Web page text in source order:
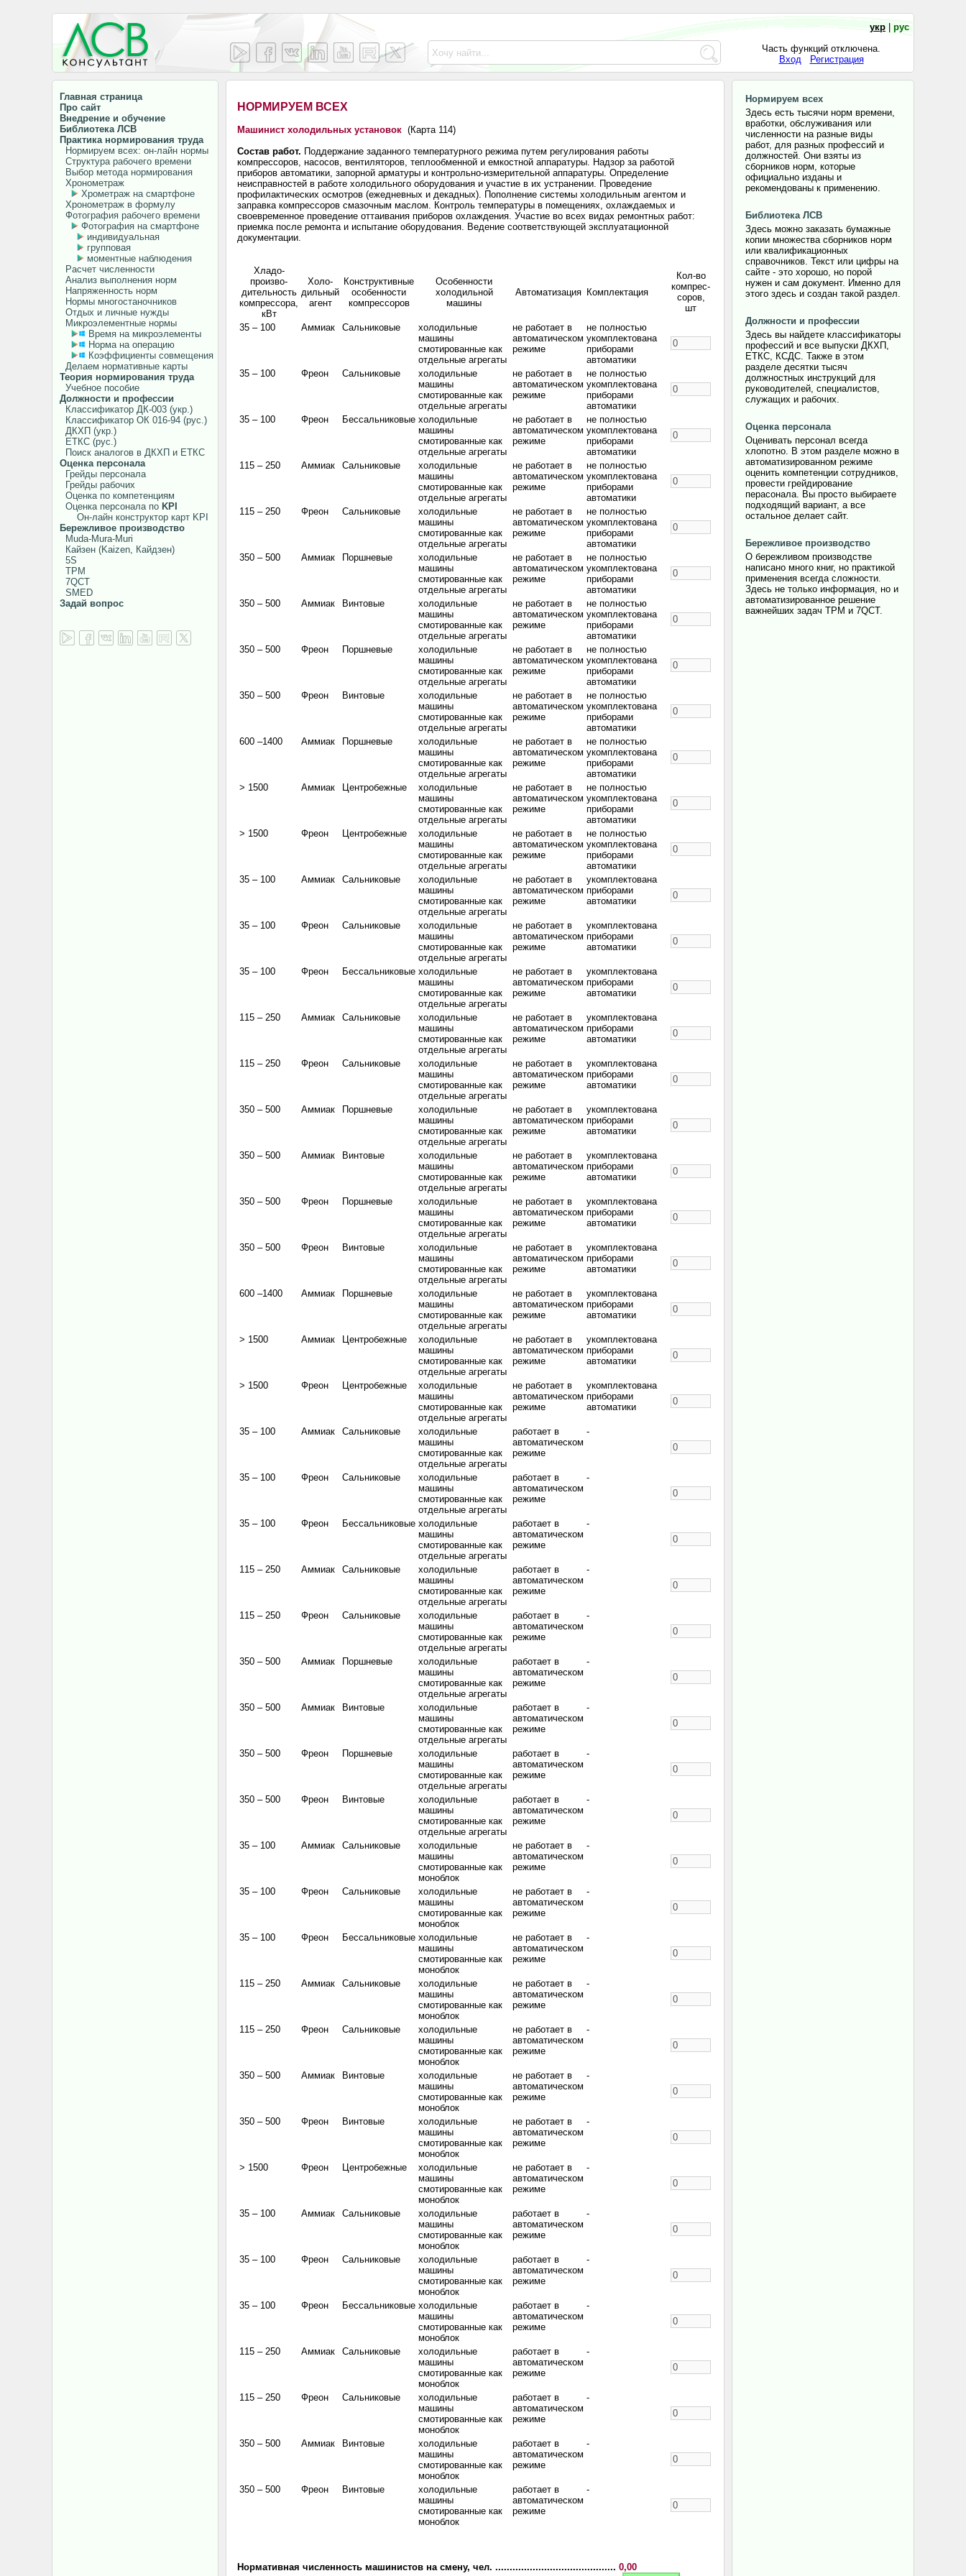
укр
рус
Часть функций отключена.
Вход
Регистрация
Главная страница
Про сайт
Внедрение и обучение
Библиотека ЛСВ
Практика нормирования труда
Нормируем всех: он-лайн нормы
Структура рабочего времени
Выбор метода нормирования
Хронометраж
Хрометраж на смартфоне
Хронометраж в формулу
Фотография рабочего времени
Фотография на смартфоне
индивидуальная
групповая
моментные наблюдения
Расчет численности
Анализ выполнения норм
Напряженность норм
Нормы многостаночников
Отдых и личные нужды
Микроэлементные нормы
Время на микроэлементы
Норма на операцию
Коэффициенты совмещения
Делаем нормативные карты
Теория нормирования труда
Учебное пособие
Должности и профессии
Классификатор ДК-003 (укр.)
Классификатор ОК 016-94 (рус.)
ДКХП (укр.)
ЕТКС (рус.)
Поиск аналогов в ДКХП и ЕТКС
Оценка персонала
Грейды персонала
Грейды рабочих
Оценка по компетенциям
Оценка персонала по KPI
Он-лайн конструктор карт KPI
Бережливое производство
Muda-Mura-Muri
Кайзен (Kaizen, Кайдзен)
5S
TPM
7QCT
SMED
Задай вопрос
НОРМИРУЕМ ВСЕХ
Машинист холодильных установок (Карта 114)
Состав работ. Поддержание заданного температурного режима путем регулирования работы
компрессоров, насосов, вентиляторов, теплообменной и емкостной аппаратуры. Надзор за работой
приборов автоматики, запорной арматуры и контрольно-измерительной аппаратуры. Определение
неисправностей в работе холодильного оборудования и участие в их устранении. Проведение
профилактических осмотров (ежедневных и декадных). Пополнение системы холодильным агентом и
заправка компрессоров смазочным маслом. Контроль температуры в помещениях, охлаждаемых и
своевременное проведение оттаивания приборов охлаждения. Участие во всех видах ремонтных работ:
приемка после ремонта и испытание оборудования. Ведение соответствующей эксплуатационной
документации.
Хладо-
произво-
дительность
компрессора,
кВт
Холо-
дильный
агент
Конструктивные
особенности
компрессоров
Особенности
холодильной
машины
Автоматизация Комплектация
Кол-во
компрес-
соров,
шт
35 – 100
Аммиак Сальниковые
холодильные
машины
смотированные как
отдельные агрегаты
не работает в
автоматическом
режиме
не полностью
укомплектована
приборами
автоматики
35 – 100
Фреон Сальниковые
холодильные
машины
смотированные как
отдельные агрегаты
не работает в
автоматическом
режиме
не полностью
укомплектована
приборами
автоматики
35 – 100
Фреон Бессальниковые холодильные
машины
смотированные как
отдельные агрегаты
не работает в
автоматическом
режиме
не полностью
укомплектована
приборами
автоматики
115 – 250
Аммиак Сальниковые
холодильные
машины
смотированные как
отдельные агрегаты
не работает в
автоматическом
режиме
не полностью
укомплектована
приборами
автоматики
115 – 250
Фреон Сальниковые
холодильные
машины
смотированные как
отдельные агрегаты
не работает в
автоматическом
режиме
не полностью
укомплектована
приборами
автоматики
350 – 500
Аммиак Поршневые
холодильные
машины
смотированные как
отдельные агрегаты
не работает в
автоматическом
режиме
не полностью
укомплектована
приборами
автоматики
350 – 500
Аммиак Винтовые
холодильные
машины
смотированные как
отдельные агрегаты
не работает в
автоматическом
режиме
не полностью
укомплектована
приборами
автоматики
350 – 500
Фреон Поршневые
холодильные
машины
смотированные как
отдельные агрегаты
не работает в
автоматическом
режиме
не полностью
укомплектована
приборами
автоматики
350 – 500
Фреон Винтовые
холодильные
машины
смотированные как
отдельные агрегаты
не работает в
автоматическом
режиме
не полностью
укомплектована
приборами
автоматики
600 –1400
Аммиак Поршневые
холодильные
машины
смотированные как
отдельные агрегаты
не работает в
автоматическом
режиме
не полностью
укомплектована
приборами
автоматики
> 1500
Аммиак Центробежные
холодильные
машины
смотированные как
отдельные агрегаты
не работает в
автоматическом
режиме
не полностью
укомплектована
приборами
автоматики
> 1500
Фреон Центробежные
холодильные
машины
смотированные как
отдельные агрегаты
не работает в
автоматическом
режиме
не полностью
укомплектована
приборами
автоматики
35 – 100
Аммиак Сальниковые
холодильные
машины
смотированные как
отдельные агрегаты
не работает в
автоматическом
режиме
укомплектована
приборами
автоматики
35 – 100 Фреон Сальниковые
холодильные
машины
смотированные как
отдельные агрегаты
не работает в
автоматическом
режиме
укомплектована
приборами
автоматики
35 – 100 Фреон Бессальниковые холодильные
машины
смотированные как
отдельные агрегаты
не работает в
автоматическом
режиме
укомплектована
приборами
автоматики
115 – 250 Аммиак Сальниковые
холодильные
машины
смотированные как
отдельные агрегаты
не работает в
автоматическом
режиме
укомплектована
приборами
автоматики
115 – 250 Фреон Сальниковые
холодильные
машины
смотированные как
отдельные агрегаты
не работает в
автоматическом
режиме
укомплектована
приборами
автоматики
350 – 500 Аммиак Поршневые
холодильные
машины
смотированные как
отдельные агрегаты
не работает в
автоматическом
режиме
укомплектована
приборами
автоматики
350 – 500 Аммиак Винтовые
холодильные
машины
смотированные как
отдельные агрегаты
не работает в
автоматическом
режиме
укомплектована
приборами
автоматики
350 – 500 Фреон Поршневые
холодильные
машины
смотированные как
отдельные агрегаты
не работает в
автоматическом
режиме
укомплектована
приборами
автоматики
350 – 500 Фреон Винтовые
холодильные
машины
смотированные как
отдельные агрегаты
не работает в
автоматическом
режиме
укомплектована
приборами
автоматики
600 –1400 Аммиак Поршневые
холодильные
машины
смотированные как
отдельные агрегаты
не работает в
автоматическом
режиме
укомплектована
приборами
автоматики
> 1500 Аммиак Центробежные
холодильные
машины
смотированные как
отдельные агрегаты
не работает в
автоматическом
режиме
укомплектована
приборами
автоматики
> 1500 Фреон Центробежные
холодильные
машины
смотированные как
отдельные агрегаты
не работает в
автоматическом
режиме
укомплектована
приборами
автоматики
35 – 100 Аммиак Сальниковые
холодильные
машины
смотированные как
отдельные агрегаты
работает в
автоматическом
режиме
-
35 – 100 Фреон Сальниковые
холодильные
машины
смотированные как
отдельные агрегаты
работает в
автоматическом
режиме
-
35 – 100 Фреон Бессальниковые холодильные
машины
смотированные как
отдельные агрегаты
работает в
автоматическом
режиме
-
115 – 250 Аммиак Сальниковые
холодильные
машины
смотированные как
отдельные агрегаты
работает в
автоматическом
режиме
-
115 – 250 Фреон Сальниковые
холодильные
машины
смотированные как
отдельные агрегаты
работает в
автоматическом
режиме
-
350 – 500 Аммиак Поршневые
холодильные
машины
смотированные как
отдельные агрегаты
работает в
автоматическом
режиме
-
350 – 500 Аммиак Винтовые
холодильные
машины
смотированные как
отдельные агрегаты
работает в
автоматическом
режиме
-
350 – 500 Фреон Поршневые
холодильные
машины
смотированные как
отдельные агрегаты
работает в
автоматическом
режиме
-
350 – 500 Фреон Винтовые
холодильные
машины
смотированные как
отдельные агрегаты
работает в
автоматическом
режиме
-
35 – 100 Аммиак Сальниковые
холодильные
машины
смотированные как
моноблок
не работает в
автоматическом
режиме
-
35 – 100 Фреон Сальниковые
холодильные
машины
смотированные как
моноблок
не работает в
автоматическом
режиме
-
35 – 100 Фреон Бессальниковые холодильные
машины
смотированные как
моноблок
не работает в
автоматическом
режиме
-
115 – 250 Аммиак Сальниковые
холодильные
машины
смотированные как
моноблок
не работает в
автоматическом
режиме
-
115 – 250 Фреон Сальниковые
холодильные
машины
смотированные как
моноблок
не работает в
автоматическом
режиме
-
350 – 500 Аммиак Винтовые
холодильные
машины
смотированные как
моноблок
не работает в
автоматическом
режиме
-
350 – 500 Фреон Винтовые
холодильные
машины
смотированные как
моноблок
не работает в
автоматическом
режиме
-
> 1500 Фреон Центробежные
холодильные
машины
смотированные как
моноблок
не работает в
автоматическом
режиме
-
35 – 100 Аммиак Сальниковые
холодильные
машины
смотированные как
моноблок
работает в
автоматическом
режиме
-
35 – 100 Фреон Сальниковые
холодильные
машины
смотированные как
моноблок
работает в
автоматическом
режиме
-
35 – 100 Фреон Бессальниковые холодильные
машины
смотированные как
моноблок
работает в
автоматическом
режиме
-
115 – 250 Аммиак Сальниковые
холодильные
машины
смотированные как
моноблок
работает в
автоматическом
режиме
-
115 – 250 Фреон Сальниковые
холодильные
машины
смотированные как
моноблок
работает в
автоматическом
режиме
-
350 – 500 Аммиак Винтовые
холодильные
машины
смотированные как
моноблок
работает в
автоматическом
режиме
-
350 – 500 Фреон Винтовые
холодильные
машины
смотированные как
моноблок
работает в
автоматическом
режиме
-
Нормативная численность машинистов на смену, чел. .......................................... 0,00
Нормируем всех
Здесь есть тысячи норм времени,
вработки, обслуживания или
численности на разные виды
работ, для разных профессий и
должностей. Они взяты из
сборников норм, которые
официально изданы и
рекомендованы к применению.
Библиотека ЛСВ
Здесь можно заказать бумажные
копии множества сборников норм
или квалификационных
справочников. Текст или цифры на
сайте - это хорошо, но порой
нужен и сам документ. Именно для
этого здесь и создан такой раздел.
Должности и профессии
Здесь вы найдете классификаторы
профессий и все выпуски ДКХП,
ЕТКС, КСДС. Также в этом
разделе десятки тысяч
должностных инструкций для
руководителей, специалистов,
служащих и рабочих.
Оценка персонала
Оценивать персонал всегда
хлопотно. В этом разделе можно в
автоматизированном режиме
оценить компетенции сотрудников,
провести грейдирование
перасонала. Вы просто выбираете
подходящий вариант, а все
остальное делает сайт.
Бережливое производство
О бережливом производстве
написано много книг, но практикой
применения всегда сложности.
Здесь не только информация, но и
автоматизированное решение
важнейших задач TPM и 7QCT.